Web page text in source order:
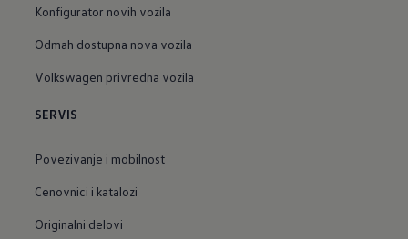
Konfigurator novih vozila
Odmah dostupna nova vozila
Volkswagen privredna vozila
SERVIS
Povezivanje i mobilnost
Cenovnici i katalozi
Originalni delovi